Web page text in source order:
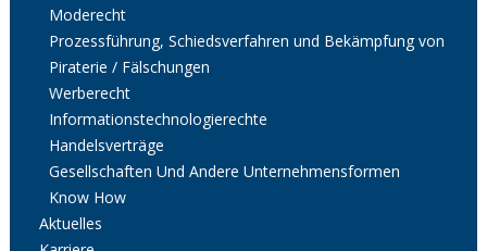
Moderecht
Prozessführung, Schiedsverfahren und Bekämpfung von
Piraterie / Fälschungen
Werberecht
Informationstechnologierechte
Handelsverträge
Gesellschaften Und Andere Unternehmensformen
Know How
Aktuelles